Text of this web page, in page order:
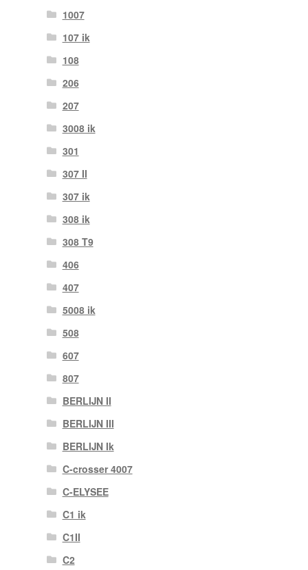
1007
107 ik
108
206
207
3008 ik
301
307 II
307 ik
308 ik
308 T9
406
407
5008 ik
508
607
807
BERLIJN II
BERLIJN III
BERLIJN Ik
C-crosser 4007
C-ELYSEE
C1 ik
C1II
C2